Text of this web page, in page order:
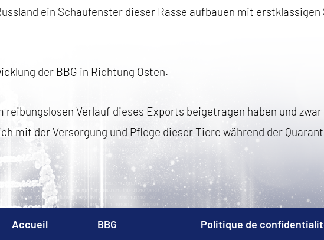
ein Schaufenster dieser Rasse aufbauen mit
der BBG in Richtung Osten.
reibungslosen Verlauf dieses Exports beigetragen haben und
mit der Versorgung und Pflege dieser Tiere während der
Accueil BBG Politique de